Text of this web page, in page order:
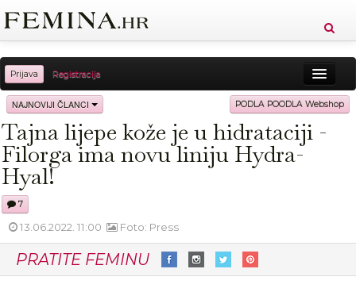
Prijava Registracija
Sreća Zdravlje Vitkost
Moda Ljubav Relax Putovanja Recepti
Knjige Cool
NAJNOVIJI ČLANCI PODLA POODLA Webshop
Tajna lijepe kože je u hidrataciji -
Filorga ima novu liniju Hydra-
Hyal!
7
13.06.2022. 11:00 Foto: Press
PRATITE FEMINU